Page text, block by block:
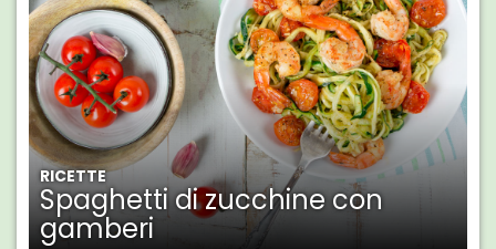
RICETTE
Spaghetti di zucchine con
gamberi